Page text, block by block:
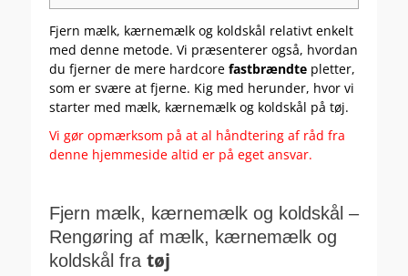
Fjern mælk, kærnemælk og koldskål relativt enkelt
med denne metode. Vi præsenterer også, hvordan
du fjerner de mere hardcore fastbrændte pletter,
som er svære at fjerne. Kig med herunder, hvor vi
starter med mælk, kærnemælk og koldskål på tøj.
Vi gør opmærksom på at al håndtering af råd fra
denne hjemmeside altid er på eget ansvar.
Fjern mælk, kærnemælk og koldskål –
Rengøring af mælk, kærnemælk og
koldskål fra tøj